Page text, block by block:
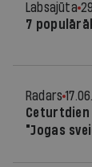
Labsajūta
7
Radars
"Jogas